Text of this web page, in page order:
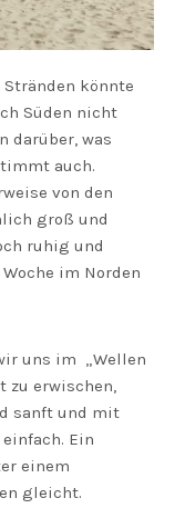
könnte
Süden nicht
darüber, was
auch.
von den
groß und
ruhig und
im Norden
uns im „Wellen
zu erwischen,
sanft und mit
Ein
einem
gleicht.